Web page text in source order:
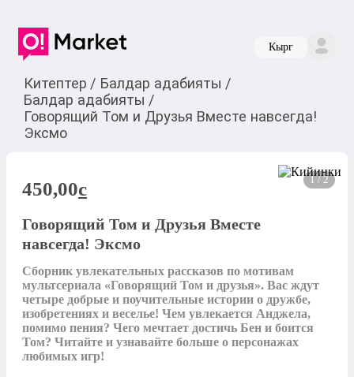
Кырг
Китептер / Балдар адабияты /
Балдар адабияты /
Говорящий Том и Друзья Вместе навсегда!
Эксмо
1 / 2
450,00c
Говорящий Том и Друзья Вместе
навсегда! Эксмо
Сборник увлекательных рассказов по мотивам
мультсериала «Говорящий Том и друзья». Вас ждут
четыре добрые и поучительные истории о дружбе,
изобретениях и веселье! Чем увлекается Анджела,
помимо пения? Чего мечтает достичь Бен и боится
Том? Читайте и узнавайте больше о персонажах
любимых игр!